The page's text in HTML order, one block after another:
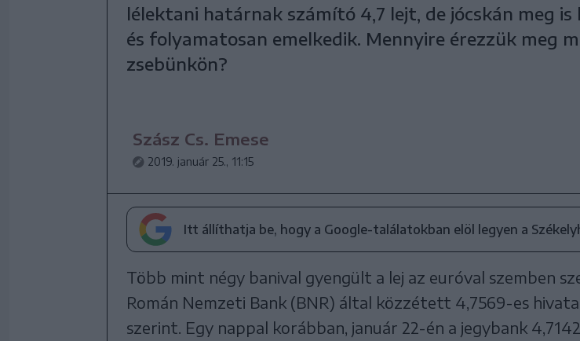
lélektani határnak számító 4,7 lejt, de jócskán meg
és folyamatosan emelkedik. Mennyire érezzük meg
zsebünkön?
Szász Cs. Emese
2019. január 25., 11:15
Itt állíthatja be, hogy a Google-találatokban elöl legyen a
Több mint négy banival gyengült a lej az euróval szemben
Román Nemzeti Bank (BNR) által közzétett 4,7569-es
szerint. Egy nappal korábban, január 22-én a jegybank